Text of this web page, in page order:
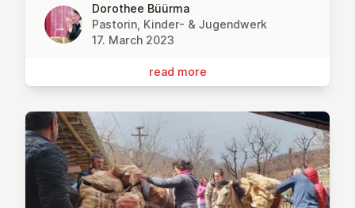
Dorothee Büürma
Pastorin, Kinder- & Jugendwerk
17. March 2023
read more